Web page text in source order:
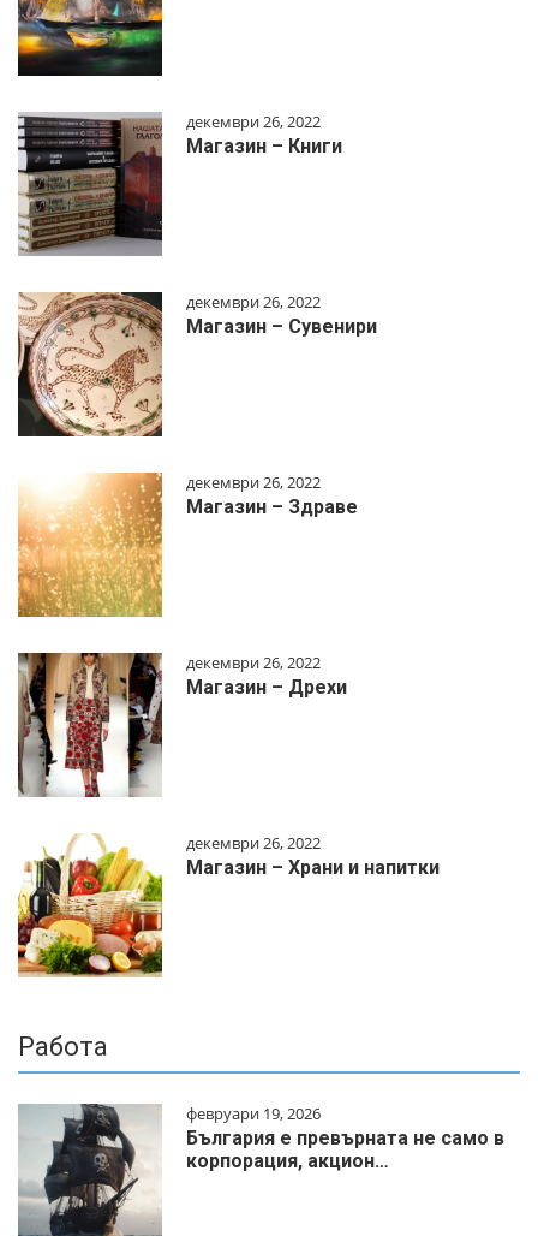
декември 26, 2022
Магазин – Книги
декември 26, 2022
Магазин – Сувенири
декември 26, 2022
Магазин – Здраве
декември 26, 2022
Магазин – Дрехи
декември 26, 2022
Магазин – Храни и напитки
Работа
февруари 19, 2026
България е превърната не само в
корпорация, акцион…